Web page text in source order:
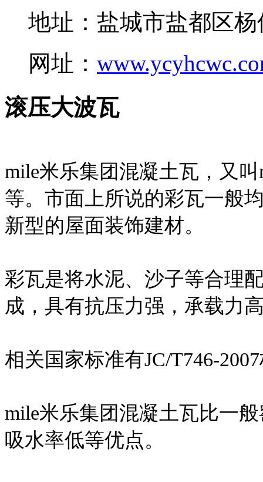
地址：盐城市盐都区
网址：
滚压大波瓦
mile米乐集团混凝土瓦，又
等。市面上所说的彩瓦一般
新型的屋面装饰建材。
彩瓦是将水泥、沙子等合理
成，具有抗压力强，承载力
相关国家标准有JC/T746-
mile米乐集团混凝土瓦比一
吸水率低等优点。